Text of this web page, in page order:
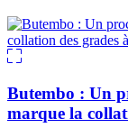
Butembo : Un
marque la